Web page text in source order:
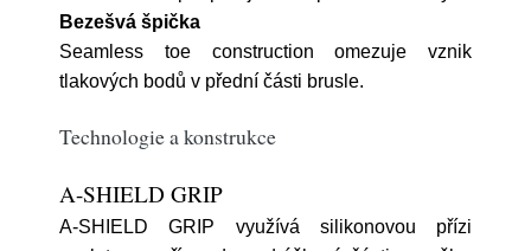
Bezešvá špička
Seamless toe construction omezuje vznik
tlakových bodů v přední části brusle.
Technologie a konstrukce
A-SHIELD GRIP
A-SHIELD GRIP využívá silikonovou přízi